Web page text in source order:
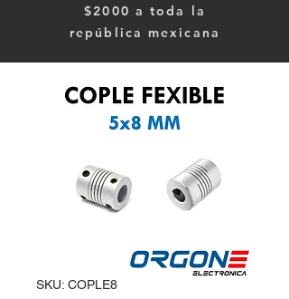
$2000 a toda la
república mexicana
SKU: COPLE8